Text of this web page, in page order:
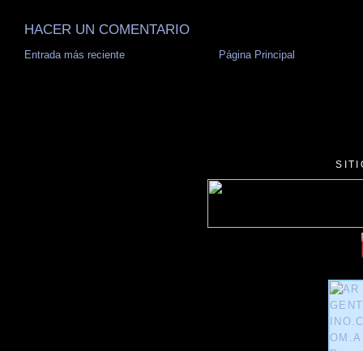
HACER UN COMENTARIO
Entrada más reciente Página Principal